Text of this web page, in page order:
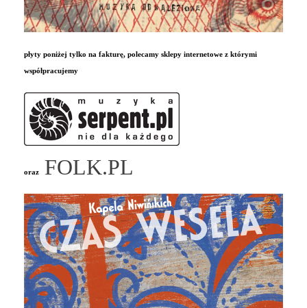
płyty poniżej tylko na fakturę, polecamy sklepy internetowe z którymi
współpracujemy
oraz FOLK.PL